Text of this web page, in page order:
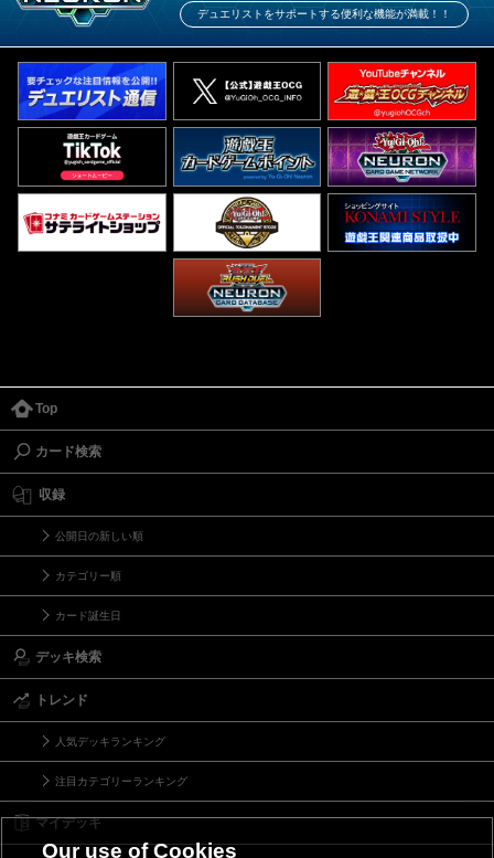
デュエリストをサポートする便利な機能が満載！！
Top
カード検索
収録
公開日の新しい順
カテゴリー順
カード誕生日
デッキ検索
トレンド
人気デッキランキング
注目カテゴリーランキング
マイデッキ
Our use of Cookies